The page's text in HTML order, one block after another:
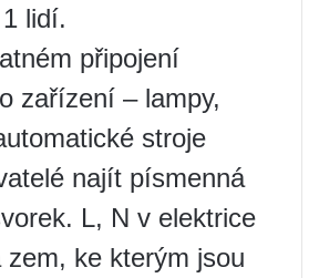
lidí.
připojení
zařízení – lampy,
stroje
najít písmenná
L, N v elektrice
zem, ke kterým jsou